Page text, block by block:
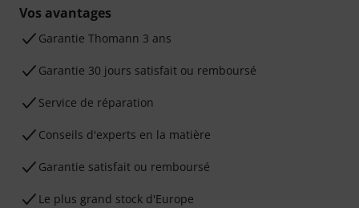
Vos avantages
Ga­ran­tie Thomann 3 ans
Garantie 30 jours satisfait ou remboursé
Service de réparation
Conseils d'experts en la matière
Garantie satisfait ou remboursé
Le plus grand stock d'Europe